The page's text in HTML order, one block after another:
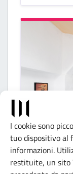
I cookie sono
tuo dispositivo al
informazioni.
restituite, un sito
SPAZI